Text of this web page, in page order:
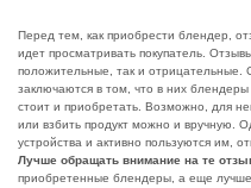
Перед тем, как приобрести блендер,
идет просматривать покупатель.
положительные, так и отрицательные.
заключаются в том, что в них
стоит и приобретать. Возможно, для
или взбить продукт можно и вручную.
устройства и активно пользуются им,
Лучше обращать внимание на те
приобретенные блендеры, а еще